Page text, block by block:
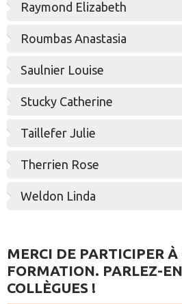
Raymond Elizabeth
Roumbas Anastasia
Saulnier Louise
Stucky Catherine
Taillefer Julie
Therrien Rose
Weldon Linda
MERCI DE PARTICIPER À
FORMATION. PARLEZ-
COLLÈGUES !